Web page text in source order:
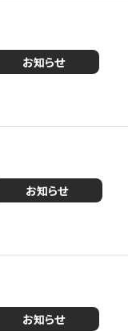
お知らせ
お知らせ
お知らせ